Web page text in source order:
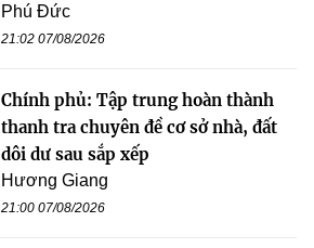
Phú Đức
21:02 07/08/2026
Chính phủ: Tập trung hoàn thành
thanh tra chuyên đề cơ sở nhà, đất
dôi dư sau sắp xếp
Hương Giang
21:00 07/08/2026